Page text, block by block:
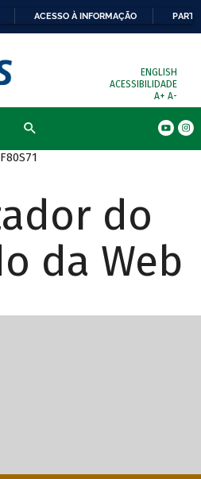
ACESSO À INFORMAÇÃO
ENGLISH
ACESSIBILIDADE
A+ A-
do
da Web